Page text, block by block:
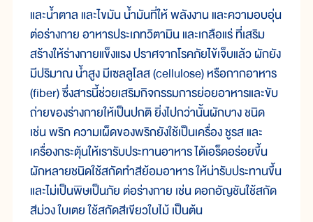
และน้ำตาล และไขมัน น้ำมันที่ให้ พลังงาน และความอบอุ่น
ต่อร่างกาย อาหารประเภทวิตามิน และเกลือแร่ ที่เสริม
สร้างให้ร่างกายแข็งแรง ปราศจากโรคภัยไข้เจ็บแล้ว ผักยัง
มีปริมาณ น้ำสูง มีเซลลูโลส (cellulose) หรือกากอาหาร
(fiber) ซึ่งสารนี้ช่วยเสริมกิจกรรมการย่อยอาหารและขับ
ถ่ายของร่างกายให้เป็นปกติ ยิ่งไปกว่านั้นผักบาง ชนิด
เช่น พริก ความเผ็ดของพริกยังใช้เป็นเครื่อง ชูรส และ
เครื่องกระตุ้นให้เรารับประทานอาหาร ได้เอร็ดอร่อยขึ้น
ผักหลายชนิดใช้สกัดทำสีย้อมอาหาร ให้น่ารับประทานขึ้น
และไม่เป็นพิษเป็นภัย ต่อร่างกาย เช่น ดอกอัญชันใช้สกัด
สีม่วง ใบเตย ใช้สกัดสีเขียวใบไม้ เป็นต้น